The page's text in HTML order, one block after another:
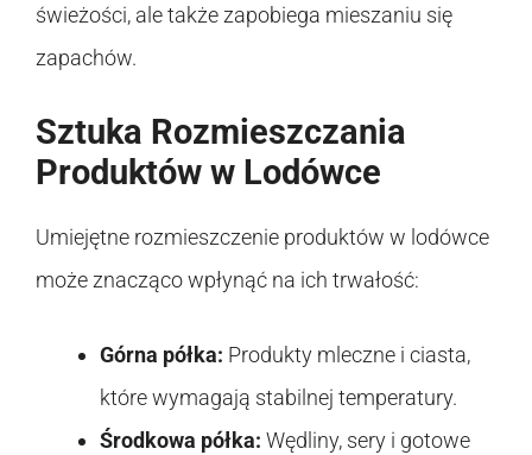
świeżości, ale także zapobiega mieszaniu się
zapachów.
Sztuka Rozmieszczania
Produktów w Lodówce
Umiejętne rozmieszczenie produktów w lodówce
może znacząco wpłynąć na ich trwałość:
Górna półka: Produkty mleczne i ciasta,
które wymagają stabilnej temperatury.
Środkowa półka: Wędliny, sery i gotowe